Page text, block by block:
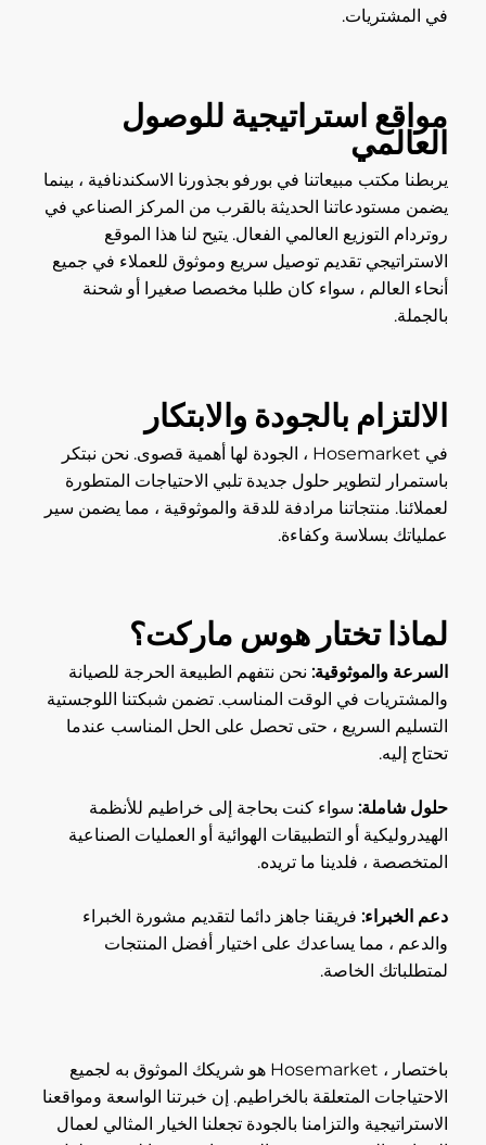
في المشتريات.
مواقع استراتيجية للوصول
العالمي
يربطنا مكتب مبيعاتنا في بورفو بجذورنا الاسكندنافية ، بينما
يضمن مستودعاتنا الحديثة بالقرب من المركز الصناعي في
روتردام التوزيع العالمي الفعال. يتيح لنا هذا الموقع
الاستراتيجي تقديم توصيل سريع وموثوق للعملاء في جميع
أنحاء العالم ، سواء كان طلبا مخصصا صغيرا أو شحنة
بالجملة.
الالتزام بالجودة والابتكار
في Hosemarket ، الجودة لها أهمية قصوى. نحن نبتكر
باستمرار لتطوير حلول جديدة تلبي الاحتياجات المتطورة
لعملائنا. منتجاتنا مرادفة للدقة والموثوقية ، مما يضمن سير
عملياتك بسلاسة وكفاءة.
لماذا تختار هوس ماركت؟
السرعة والموثوقية: نحن نتفهم الطبيعة الحرجة للصيانة
والمشتريات في الوقت المناسب. تضمن شبكتنا اللوجستية
التسليم السريع ، حتى تحصل على الحل المناسب عندما
تحتاج إليه.
حلول شاملة: سواء كنت بحاجة إلى خراطيم للأنظمة
الهيدروليكية أو التطبيقات الهوائية أو العمليات الصناعية
المتخصصة ، فلدينا ما تريده.
دعم الخبراء: فريقنا جاهز دائما لتقديم مشورة الخبراء
والدعم ، مما يساعدك على اختيار أفضل المنتجات
لمتطلباتك الخاصة.
باختصار ، Hosemarket هو شريكك الموثوق به لجميع
الاحتياجات المتعلقة بالخراطيم. إن خبرتنا الواسعة ومواقعنا
الاستراتيجية والتزامنا بالجودة تجعلنا الخيار المثالي لعمال